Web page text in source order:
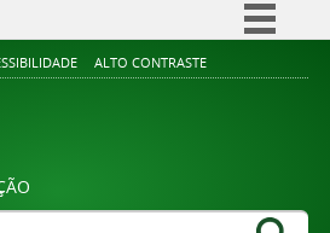
Simplifique!
Legislação
ALTO CONTRASTE